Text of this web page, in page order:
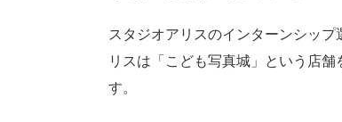
スタジオアリスのインターンシッ
リスは「こども写真城」という店
す。